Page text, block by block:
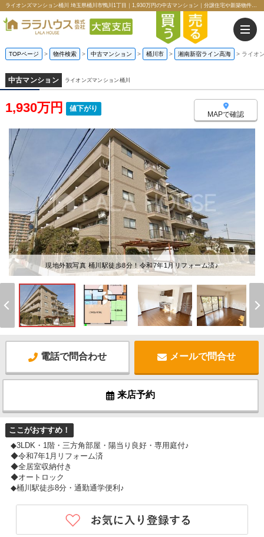
ライオンズマンション桶川 埼玉県桶川市鴨川1丁目｜1,930万円の中古マンション｜分譲住宅や新築物件｜ララハウス株式会社大宮支店
TOPページ > 物件検索 > 中古マンション > 桶川市 > 湘南新宿ライン高海 > ライオ
中古マンション ライオンズマンション桶川
1,930万円 値下がり
MAPで確認
現地外観写真 桶川駅徒歩8分！令和7年1月リフォーム済♪
電話で問合わせ メールで問合せ
来店予約
ここがおすすめ！
◆3LDK・1階・三方角部屋・陽当り良好・専用庭付♪
◆令和7年1月リフォーム済
◆全居室収納付き
◆オートロック
◆桶川駅徒歩8分・通勤通学便利♪